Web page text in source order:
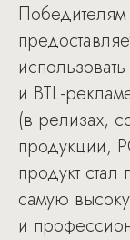
и BTL-
(в релизах,
продукции,
продукт
самую
и